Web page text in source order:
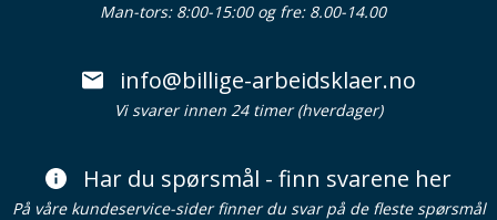
Man-tors: 8:00-15:00 og fre: 8.00-14.00
info@billige-arbeidsklaer.no
Vi svarer innen 24 timer (hverdager)
Har du spørsmål - finn svarene her
På våre kundeservice-sider finner du svar på de fleste spørsmål